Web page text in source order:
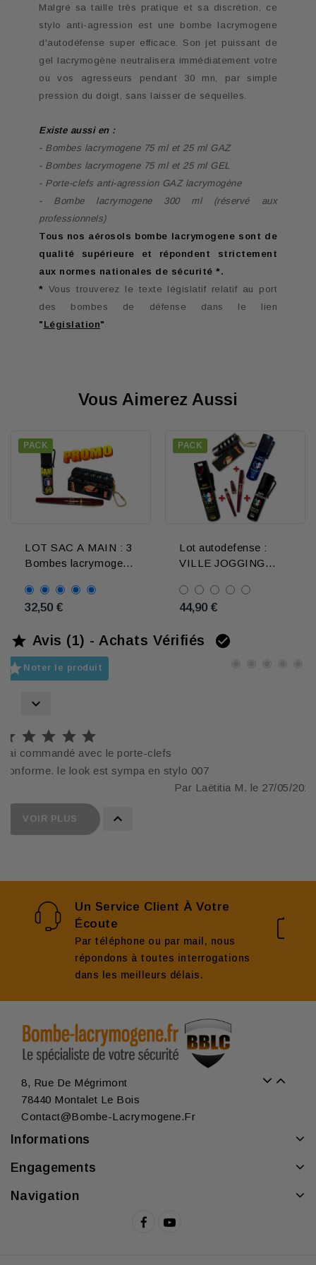
Malgré sa taille très pratique et sa discrétion, ce
stylo anti-agression est une bombe lacrymogene
d'autodéfense super efficace. Son jet puissant de
gel lacrymogène neutralisera immédiatement votre
ou vos agresseurs pendant 30 mn, par simple
pression du doigt, sans laisser de séquelles.
Existe aussi en :
- Bombes lacrymogene 75 ml et 25 ml GAZ
- Bombes lacrymogene 75 ml et 25 ml GEL
- Porte-clefs anti-agression GAZ lacrymogène
- Bombe lacrymogene 300 ml (réservé aux
professionnels)
Tous nos aérosols bombe lacrymogene sont de
qualité supérieure et répondent strictement
aux normes nationales de sécurité *.
* Vous trouverez le texte législatif relatif au port
des bombes de défense dans le lien
" Législation"
Vous Aimerez Aussi
PACK
LOT SAC A MAIN : 3
Bombes lacrymogene
32,50 €
PACK
Lot autodefense :
VILLE JOGGING
44,90 €
 Avis (1) - Achats Vérifiés

 Noter le produit

    
J'ai commandé avec le porte-clefs
Conforme. le look est sympa en stylo 007
Par Laëtitia M. le 27/05/2019
VOIR PLUS 
Un Service Client À Votre
Écoute
Par téléphone ou par mail, nous
répondons à toutes interrogations
dans les meilleurs délais.
8, Rue De Mégrimont
78440 Montalet Le Bois
Contact@bombe-Lacrymogene.fr
Informations
Engagements
Navigation